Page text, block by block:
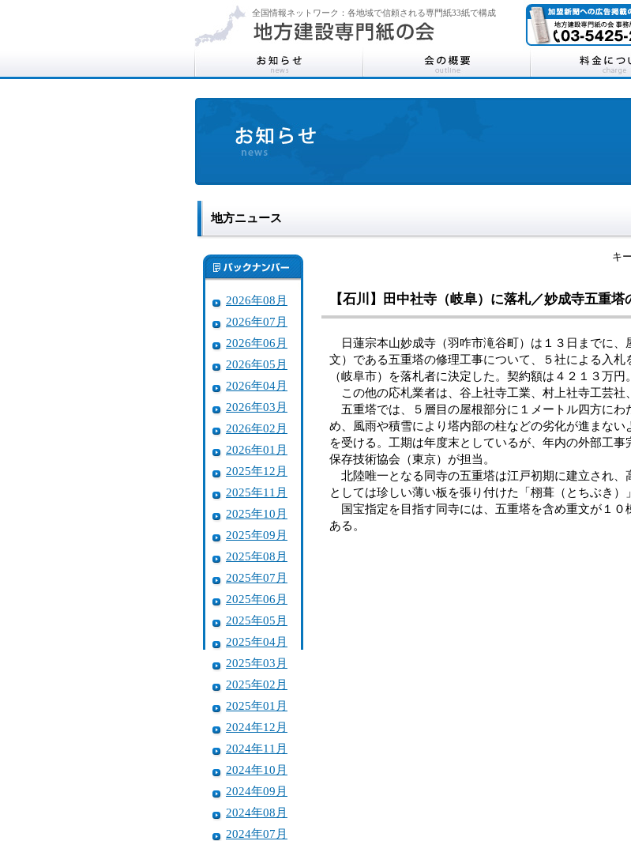
全国情報ネットワーク：各地域で信頼される専門紙33紙で構成
地方ニュース
2026年08月
2026年07月
2026年06月
2026年05月
2026年04月
2026年03月
2026年02月
2026年01月
2025年12月
2025年11月
2025年10月
2025年09月
2025年08月
2025年07月
2025年06月
2025年05月
2025年04月
2025年03月
2025年02月
2025年01月
2024年12月
2024年11月
2024年10月
2024年09月
2024年08月
2024年07月
キ
【石川】田中社寺（岐阜）に落札／妙成寺五重塔
日蓮宗本山妙成寺（羽咋市滝谷町）は１３日までに、
文）である五重塔の修理工事について、５社による入
（岐阜市）を落札者に決定した。契約額は４２１３万円。
この他の応札業者は、谷上社寺工業、村上社寺工芸社
五重塔では、５層目の屋根部分に１メートル四方にわ
め、風雨や積雪により塔内部の柱などの劣化が進まな
を受ける。工期は年度末としているが、年内の外部工
保存技術協会（東京）が担当。
北陸唯一となる同寺の五重塔は江戸初期に建立され、
としては珍しい薄い板を張り付けた「栩葺（とちぶき）
国宝指定を目指す同寺には、五重塔を含め重文が１０
ある。